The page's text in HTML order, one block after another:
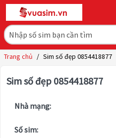
Trang chủ / Sim số đẹp 0854418877
Sim số đẹp 0854418877
Nhà mạng:
Số sim: